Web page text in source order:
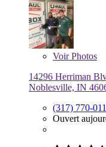
VoirPhotos
14296 Herriman
Noblesville, IN
(317) 770-
Ouvert